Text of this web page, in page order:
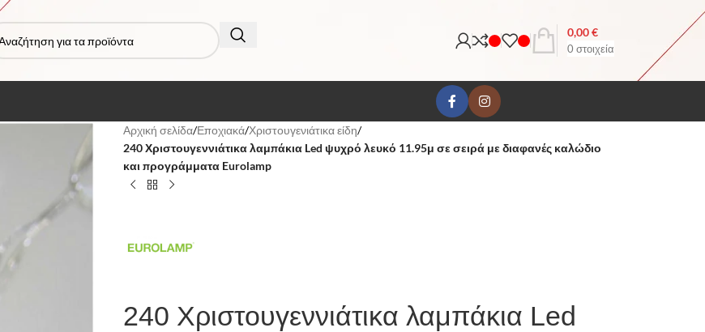
0 στοιχεία
0,00€
Αρχική σελίδα/Εποχιακά/Χριστουγενιάτικα είδη/
240 Χριστουγεννιάτικα λαμπάκια Led ψυχρό λευκό 11.95μ σε σειρά με διαφανές καλώδιο
και προγράμματα Eurolamp
240 Χριστουγεννιάτικα λαμπάκια Led